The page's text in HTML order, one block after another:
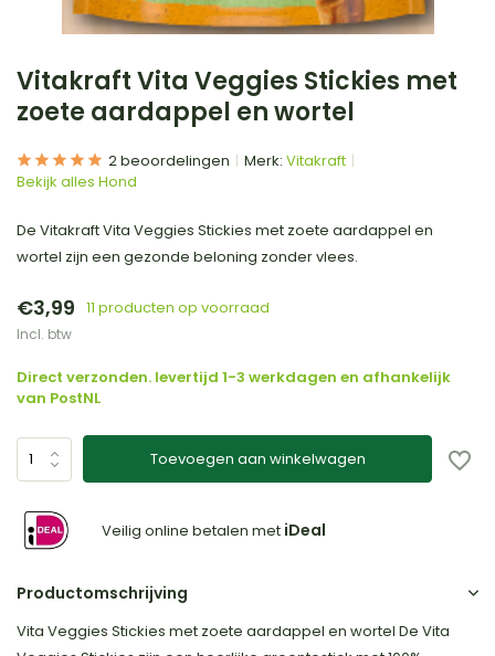
Vitakraft Vita Veggies Stickies met
zoete aardappel en wortel
2 beoordelingen Merk: Vitakraft
Bekijk alles Hond
De Vitakraft Vita Veggies Stickies met zoete aardappel en
wortel zijn een gezonde beloning zonder vlees.
€3,99 11 producten op voorraad
Incl. btw
Direct verzonden. levertijd 1-3 werkdagen en afhankelijk
van PostNL
Toevoegen aan winkelwagen
Veilig online betalen met iDeal
Productomschrijving
Vita Veggies Stickies met zoete aardappel en wortel De Vita